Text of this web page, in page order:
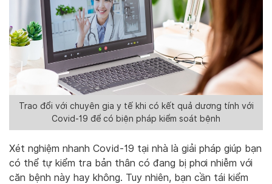
Trao đổi với chuyên gia y tế khi có kết quả dương tính với
Covid-19 để có biện pháp kiểm soát bệnh
Xét nghiệm nhanh Covid-19 tại nhà là giải pháp giúp bạn
có thể tự kiểm tra bản thân có đang bị phơi nhiễm với
căn bệnh này hay không. Tuy nhiên, bạn cần tái kiểm